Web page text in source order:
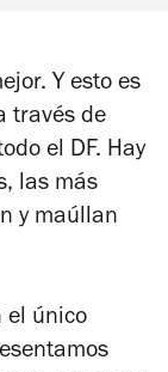
Y esto es
través de
el DF. Hay
las más
y maúllan
el único